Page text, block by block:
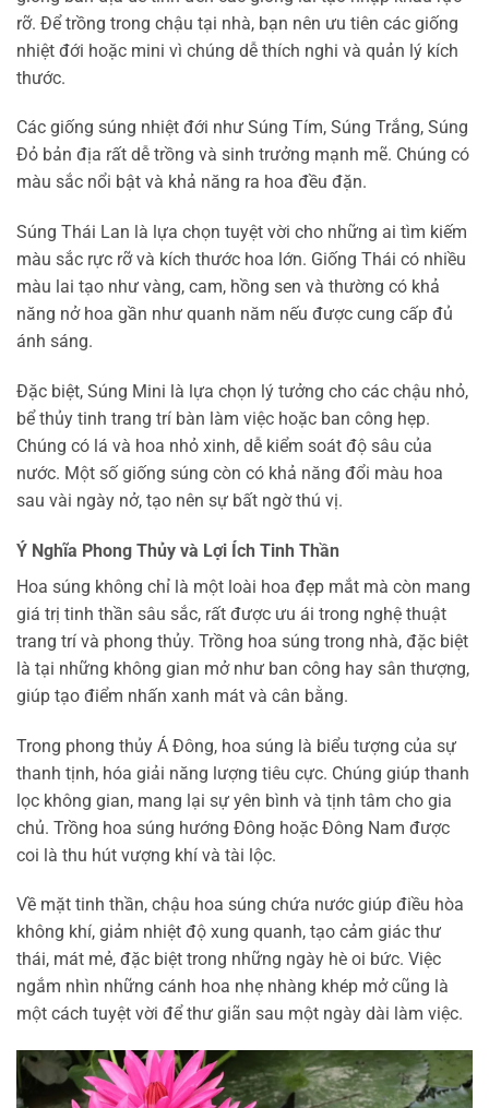
rỡ. Để trồng trong chậu tại nhà, bạn nên ưu tiên các giống
nhiệt đới hoặc mini vì chúng dễ thích nghi và quản lý kích
thước.
Các giống súng nhiệt đới như Súng Tím, Súng Trắng, Súng
Đỏ bản địa rất dễ trồng và sinh trưởng mạnh mẽ. Chúng có
màu sắc nổi bật và khả năng ra hoa đều đặn.
Súng Thái Lan là lựa chọn tuyệt vời cho những ai tìm kiếm
màu sắc rực rỡ và kích thước hoa lớn. Giống Thái có nhiều
màu lai tạo như vàng, cam, hồng sen và thường có khả
năng nở hoa gần như quanh năm nếu được cung cấp đủ
ánh sáng.
Đặc biệt, Súng Mini là lựa chọn lý tưởng cho các chậu nhỏ,
bể thủy tinh trang trí bàn làm việc hoặc ban công hẹp.
Chúng có lá và hoa nhỏ xinh, dễ kiểm soát độ sâu của
nước. Một số giống súng còn có khả năng đổi màu hoa
sau vài ngày nở, tạo nên sự bất ngờ thú vị.
Ý Nghĩa Phong Thủy và Lợi Ích Tinh Thần
Hoa súng không chỉ là một loài hoa đẹp mắt mà còn mang
giá trị tinh thần sâu sắc, rất được ưu ái trong nghệ thuật
trang trí và phong thủy. Trồng hoa súng trong nhà, đặc biệt
là tại những không gian mở như ban công hay sân thượng,
giúp tạo điểm nhấn xanh mát và cân bằng.
Trong phong thủy Á Đông, hoa súng là biểu tượng của sự
thanh tịnh, hóa giải năng lượng tiêu cực. Chúng giúp thanh
lọc không gian, mang lại sự yên bình và tịnh tâm cho gia
chủ. Trồng hoa súng hướng Đông hoặc Đông Nam được
coi là thu hút vượng khí và tài lộc.
Về mặt tinh thần, chậu hoa súng chứa nước giúp điều hòa
không khí, giảm nhiệt độ xung quanh, tạo cảm giác thư
thái, mát mẻ, đặc biệt trong những ngày hè oi bức. Việc
ngắm nhìn những cánh hoa nhẹ nhàng khép mở cũng là
một cách tuyệt vời để thư giãn sau một ngày dài làm việc.